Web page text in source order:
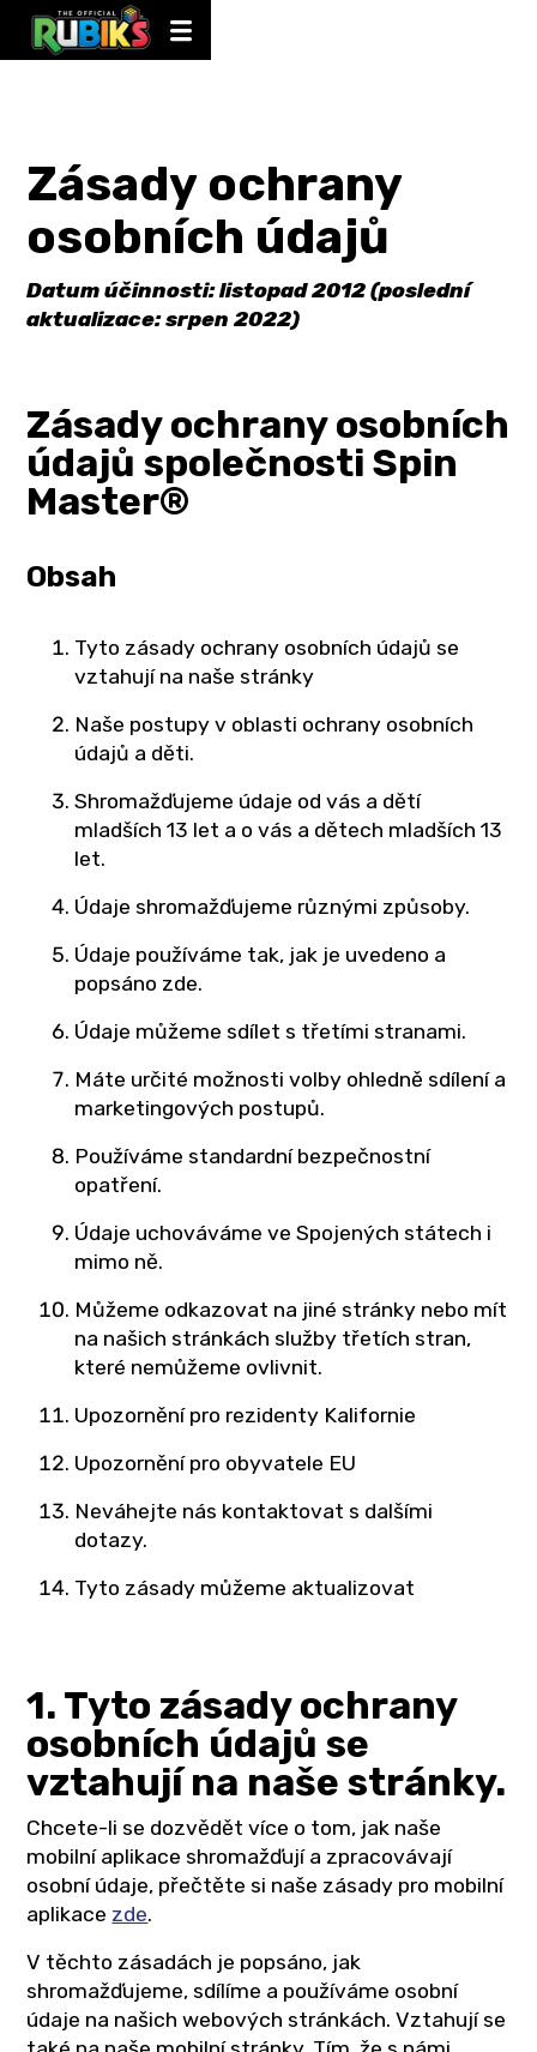
Zásady ochrany
osobních údajů
Datum účinnosti: listopad 2012 (poslední
aktualizace: srpen 2022)
Zásady ochrany osobních
údajů společnosti Spin
Master®
Obsah
Tyto zásady ochrany osobních údajů se
vztahují na naše stránky
Naše postupy v oblasti ochrany osobních
údajů a děti.
Shromažďujeme údaje od vás a dětí
mladších 13 let a o vás a dětech mladších 13
let.
Údaje shromažďujeme různými způsoby.
Údaje používáme tak, jak je uvedeno a
popsáno zde.
Údaje můžeme sdílet s třetími stranami.
Máte určité možnosti volby ohledně sdílení a
marketingových postupů.
Používáme standardní bezpečnostní
opatření.
Údaje uchováváme ve Spojených státech i
mimo ně.
Můžeme odkazovat na jiné stránky nebo mít
na našich stránkách služby třetích stran,
které nemůžeme ovlivnit.
Upozornění pro rezidenty Kalifornie
Upozornění pro obyvatele EU
Neváhejte nás kontaktovat s dalšími
dotazy.
Tyto zásady můžeme aktualizovat
1. Tyto zásady ochrany
osobních údajů se
vztahují na naše stránky.
Chcete-li se dozvědět více o tom, jak naše
mobilní aplikace shromažďují a zpracovávají
osobní údaje, přečtěte si naše zásady pro mobilní
aplikace zde.
V těchto zásadách je popsáno, jak
shromažďujeme, sdílíme a používáme osobní
údaje na našich webových stránkách. Vztahují se